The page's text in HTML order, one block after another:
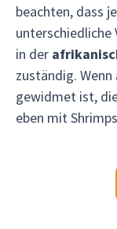
beachten, dass
unterschiedliche
in der
zuständig.
gewidmet ist,
eben mit